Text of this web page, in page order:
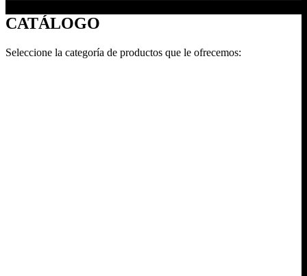
CATÁLOGO
Seleccione la categoría de productos que le ofrecemos: